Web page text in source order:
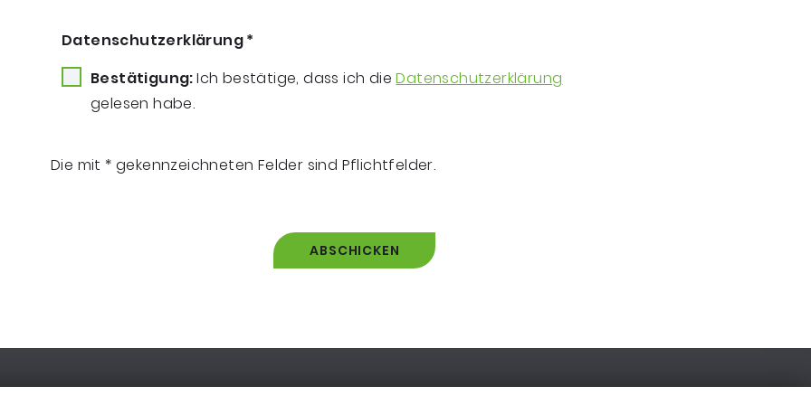
Datenschutzerklärung*
Bestätigung:Ich bestätige, dass ich dieDatenschutzerklärung
gelesen habe.
Die mit * gekennzeichneten Felder sind Pflichtfelder.
ABSCHICKEN
Navigation
ERREICHEN SIE UNS EXTRANET IMPRESSUM